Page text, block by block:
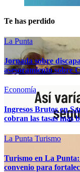
Te has perdido
La Punta
Jornada sobre
asesoramiento sobre
Economía
Ingresos Brutos en
cobran las tasas más
La Punta Turismo
Turismo en La
convenio para